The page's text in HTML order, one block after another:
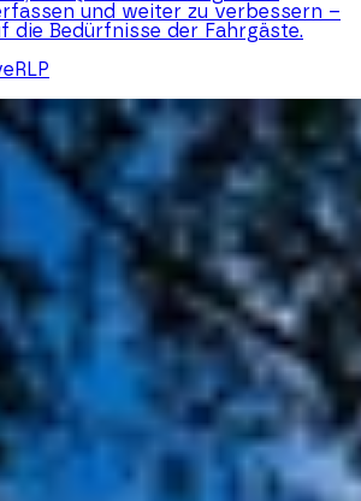
und weiter zu verbessern –
die Bedürfnisse der Fahrgäste.